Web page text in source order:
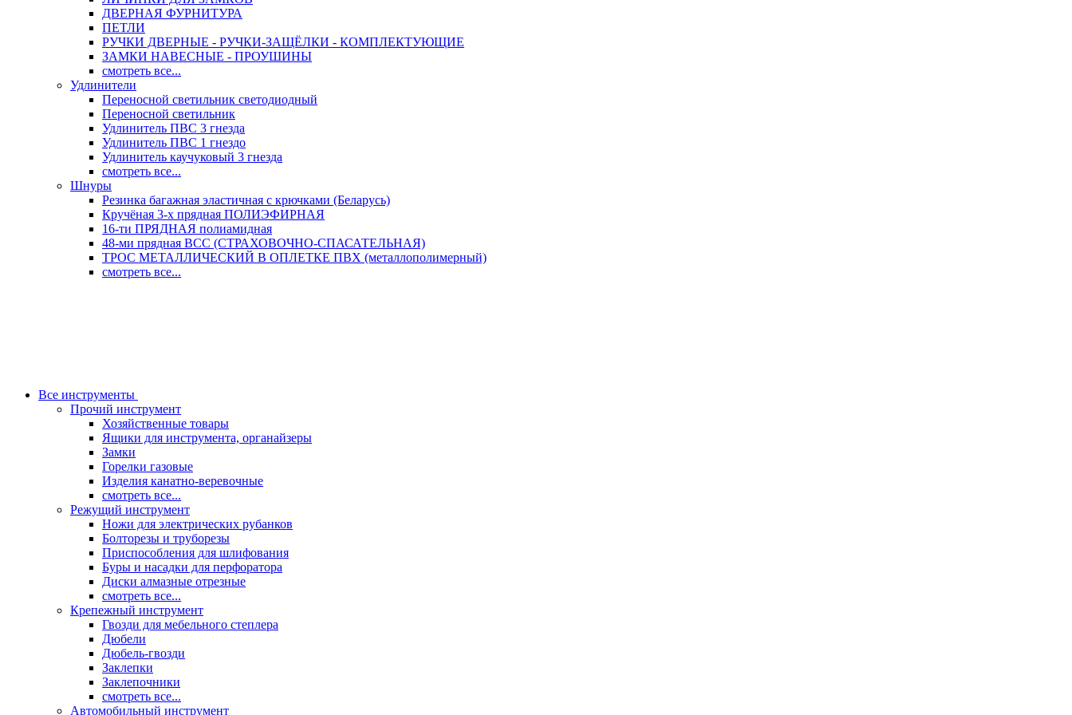
ДВЕРНАЯ ФУРНИТУРА
ПЕТЛИ
РУЧКИ ДВЕРНЫЕ - РУЧКИ-ЗАЩЁЛКИ - КОМПЛЕКТУЮЩИЕ
ЗАМКИ НАВЕСНЫЕ - ПРОУШИНЫ
смотреть все...
Удлинители
Переносной светильник светодиодный
Переносной светильник
Удлинитель ПВС 3 гнезда
Удлинитель ПВС 1 гнездо
Удлинитель каучуковый 3 гнезда
смотреть все...
Шнуры
Резинка багажная эластичная с крючками (Беларусь)
Кручёная 3-х прядная ПОЛИЭФИРНАЯ
16-ти ПРЯДНАЯ полиамидная
48-ми прядная ВСС (СТРАХОВОЧНО-СПАСАТЕЛЬНАЯ)
ТРОС МЕТАЛЛИЧЕСКИЙ В ОПЛЕТКЕ ПВХ (металлополимерный)
смотреть все...
Все инструменты
Прочий инструмент
Хозяйственные товары
Ящики для инструмента, органайзеры
Замки
Горелки газовые
Изделия канатно-веревочные
смотреть все...
Режущий инструмент
Ножи для электрических рубанков
Болторезы и труборезы
Приспособления для шлифования
Буры и насадки для перфоратора
Диски алмазные отрезные
смотреть все...
Крепежный инструмент
Гвозди для мебельного степлера
Дюбели
Дюбель-гвозди
Заклепки
Заклепочники
смотреть все...
Автомобильный инструмент